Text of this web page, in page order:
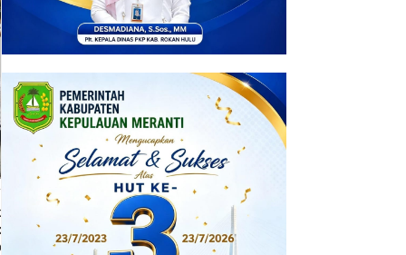
Januari 2026
Ketat, 23 Warga Binaan
Pasir Pangarayan
ke...
17 Januari 2026
Polsek Ujung Batu Bongkar
Peredaran Sabu, Seorang
Pengedar Diamankan